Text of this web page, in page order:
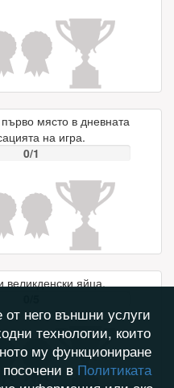
място в дневната
на игра.
0/1
великденски яйца.
него външни услуги
технологии, които
му функциониране
в Политиката